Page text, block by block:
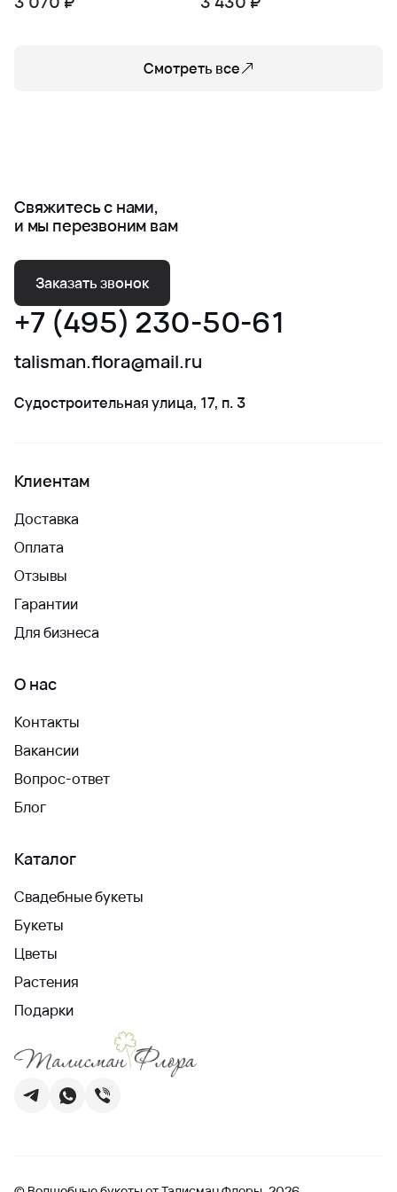
Смотреть все
Свяжитесь с нами,
и мы перезвоним вам
Заказать звонок
+7 (495) 230-50-61
talisman.flora@mail.ru
Судостроительная улица, 17, п. 3
Клиентам
Доставка
Оплата
Отзывы
Гарантии
Для бизнеса
О нас
Контакты
Вакансии
Вопрос-ответ
Блог
Каталог
Свадебные букеты
Букеты
Цветы
Растения
Подарки